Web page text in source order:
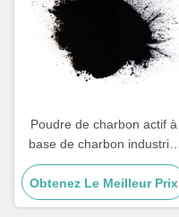
Poudre de charbon actif à
base de charbon industriel
pour le traitement des eaux
usées
Obtenez Le Meilleur Prix